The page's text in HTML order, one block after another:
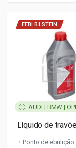
AUDI | BMW |
FEBI BILSTEIN
Líquido de
Ponto de ebulição